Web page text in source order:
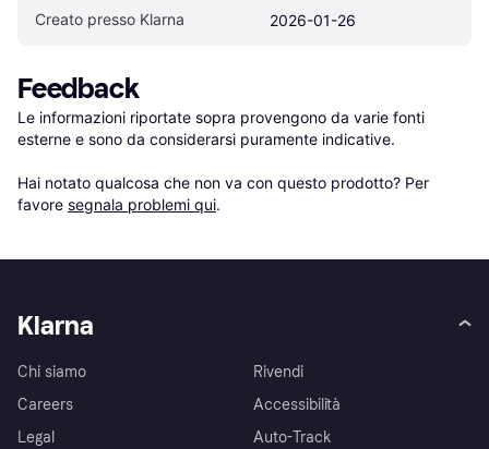
Creato presso Klarna 2026-01-26
Feedback
Le informazioni riportate sopra provengono da varie fonti
esterne e sono da considerarsi puramente indicative.
Hai notato qualcosa che non va con questo prodotto? Per
favore segnala problemi qui.
Klarna
Chi siamo
Careers
Legal
Rivendi
Accessibilità
Auto-Track